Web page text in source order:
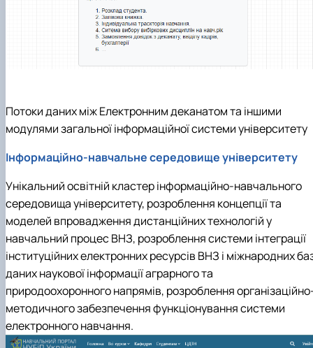
Потоки даних між Електронним деканатом та іншими
модулями загальної інформаційної системи університету
Інформаційно-навчальне середовище університету
Унікальний освітній кластер інформаційно-навчального
середовища університету, розроблення концепції та
моделей впровадження дистанційних технологій у
навчальний процес ВНЗ, розроблення системи інтеграції
інституційних електронних ресурсів ВНЗ і міжнародних
даних наукової інформації аграрного та
природоохоронного напрямів, розроблення
методичного забезпечення функціонування системи
електронного навчання.